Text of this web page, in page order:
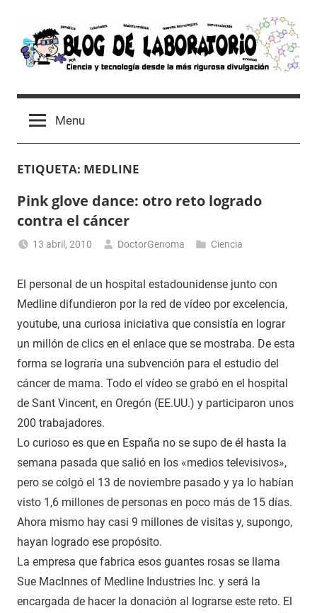
content
Blog
de
Laboratorio
Tutoriales,
Ocio
un
Laboratorio
de
Menu
ETIQUETA: MEDLINE
Pink glove dance: otro reto logrado
contra el cáncer
13 abril, 2010 DoctorGenoma Ciencia
El personal de un hospital estadounidense junto con
Medline difundieron por la red de vídeo por excelencia,
youtube, una curiosa iniciativa que consistía en lograr
un millón de clics en el enlace que se mostraba. De esta
forma se lograría una subvención para el estudio del
cáncer de mama. Todo el vídeo se grabó en el hospital
de Sant Vincent, en Oregón (EE.UU.) y participaron unos
200 trabajadores.
Lo curioso es que en España no se supo de él hasta la
semana pasada que salió en los «medios televisivos»,
pero se colgó el 13 de noviembre pasado y ya lo habían
visto 1,6 millones de personas en poco más de 15 días.
Ahora mismo hay casi 9 millones de visitas y, supongo,
hayan logrado ese propósito.
La empresa que fabrica esos guantes rosas se llama
Sue MacInnes of Medline Industries Inc. y será la
encargada de hacer la donación al lograrse este reto. El